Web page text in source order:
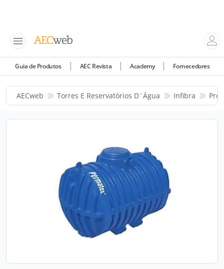
Guia de Produtos AEC Revista Academy Fornecedores
AECweb Torres E Reservatórios D´água Infibra